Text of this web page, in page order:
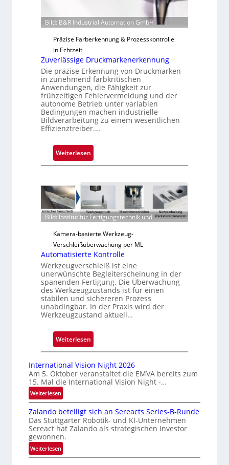
a
s
Bild: B&R Industrial Automation GmbH
Präzise Farberkennung & Prozesskontrolle
in Echtzeit
Zuverlässige Druckmarkenerkennung
Die präzise Erkennung von Druckmarken
in zunehmend farbkritischen
Anwendungen, die Fähigkeit zur
frühzeitigen Fehlervermeidung und der
autonome Betrieb unter variablen
Bedingungen machen industrielle
Bildverarbeitung zu einem wesentlichen
Effizienztreiber.…
Weiterlesen
Z
v
r
l
s
s
i
g
e
D
r
u
k
m
r
k
e
r
k
Bild: Institut für Fertigungstechnik und
Kamera-basierte Werkzeug-
Verschleißüberwachung per ML
Automatisierte Kontrolle
Werkzeugverschleiß ist eine
unerwünschte Begleiterscheinung in der
spanenden Fertigung. Die Überwachung
des Werkzeugzustands ist für einen
stabilen und sichereren Prozess
unabdingbar. In der Praxis wird der
Werkzeugzustand aktuell…
Weiterlesen
A
t
o
a
t
i
e
International Vision Night 2026
Am 5. Oktober veranstaltet die EMVA bereits zum
15. Mal die International Vision Night -…
Weiterlesen:
I
n
t
e
r
n
Zalando beteiligt sich an Sereacts Series-B-Runde
Das Stuttgarter Robotik- und KI-Unternehmen
Sereact hat Zalando als strategischen Investor
gewonnen.
Weiterlesen:
Z